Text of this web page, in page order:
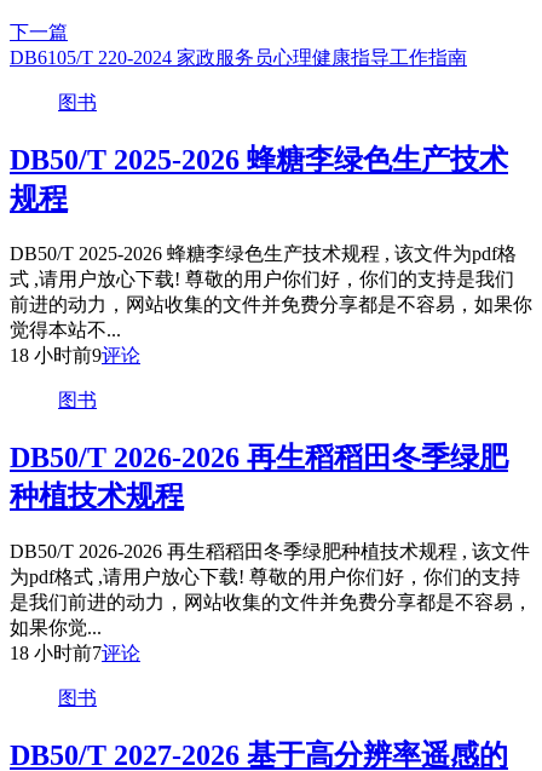
下一篇
DB6105/T 220-2024 家政服务员心理健康指导工作指南
图书
DB50/T 2025-2026 蜂糖李绿色生产技术
规程
DB50/T 2025-2026 蜂糖李绿色生产技术规程 , 该文件为pdf格
式 ,请用户放心下载! 尊敬的用户你们好，你们的支持是我们
前进的动力，网站收集的文件并免费分享都是不容易，如果你
觉得本站不...
18 小时前9评论
图书
DB50/T 2026-2026 再生稻稻田冬季绿肥
种植技术规程
DB50/T 2026-2026 再生稻稻田冬季绿肥种植技术规程 , 该文件
为pdf格式 ,请用户放心下载! 尊敬的用户你们好，你们的支持
是我们前进的动力，网站收集的文件并免费分享都是不容易，
如果你觉...
18 小时前7评论
图书
DB50/T 2027-2026 基于高分辨率遥感的